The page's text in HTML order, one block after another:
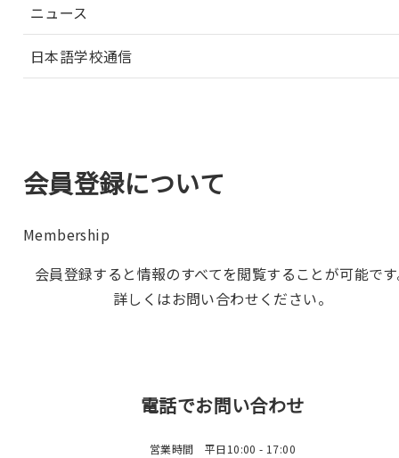
ニュース
日本語学校通信
会員登録について
Membership
会員登録すると情報のすべてを閲覧することが可能で
詳しくはお問い合わせください。
電話でお問い合わせ
営業時間 平日10:00 - 17:00